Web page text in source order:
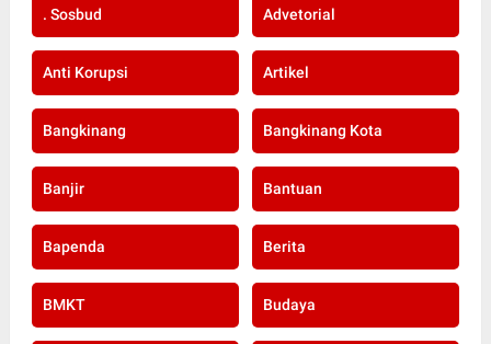
. Sosbud Advetorial
Anti Korupsi Artikel
Bangkinang Bangkinang Kota
Banjir Bantuan
Bapenda Berita
BMKT Budaya